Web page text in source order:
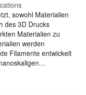
sowohl Materialien
des 3D Drucks
Materialien zu
werden
Filamente entwickelt